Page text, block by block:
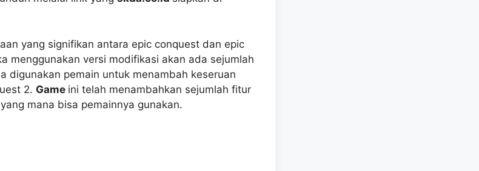
yang signifikan antara epic conquest dan epic
menggunakan versi modifikasi akan ada sejumlah
digunakan pemain untuk menambah keseruan
2. Game ini telah menambahkan sejumlah fitur
mana bisa pemainnya gunakan.